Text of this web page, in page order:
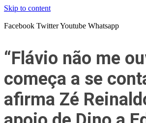
Skip to content
Facebook TwitterYoutube Whatsapp
“Flávio não me
começa a se
afirma Zé